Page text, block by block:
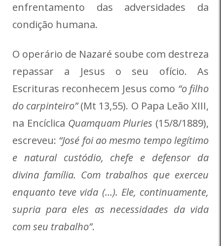
enfrentamento das adversidades da
condição humana.
O operário de Nazaré soube com destreza
repassar a Jesus o seu ofício. As
Escrituras reconhecem Jesus como “o filho
do carpinteiro”(Mt 13,55). O Papa Leão XIII,
na Encíclica Quamquam Pluries (15/8/1889),
escreveu: “José foi ao mesmo tempo legítimo
e natural custódio, chefe e defensor da
divina família. Com trabalhos que exerceu
enquanto teve vida (…). Ele, continuamente,
supria para eles as necessidades da vida
com seu trabalho”.